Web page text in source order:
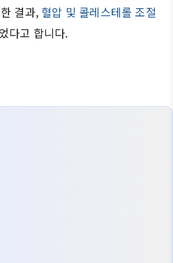
결과, 혈압 및 콜레스테롤 조절
다고 합니다.